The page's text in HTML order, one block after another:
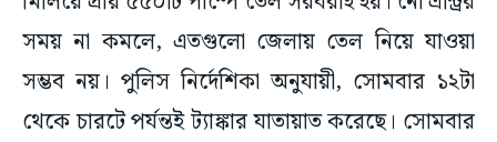
সময় না কমলে, এতগুলো জেলায় তেল নিয়ে যাওয়া
সম্ভব নয়। পুলিস নির্দেশিকা অনুযায়ী, সোমবার ১২টা
থেকে চারটে পর্যন্তই ট্যাঙ্কার যাতায়াত করেছে। সোমবার